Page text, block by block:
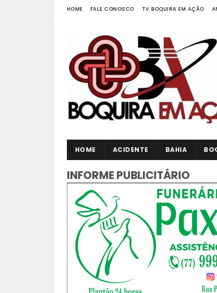
HOME FALE CONOSCO TV BOQUIRA EM AÇÃO
HOME ACIDENTE BAHIA
INFORME PUBLICITÁRIO